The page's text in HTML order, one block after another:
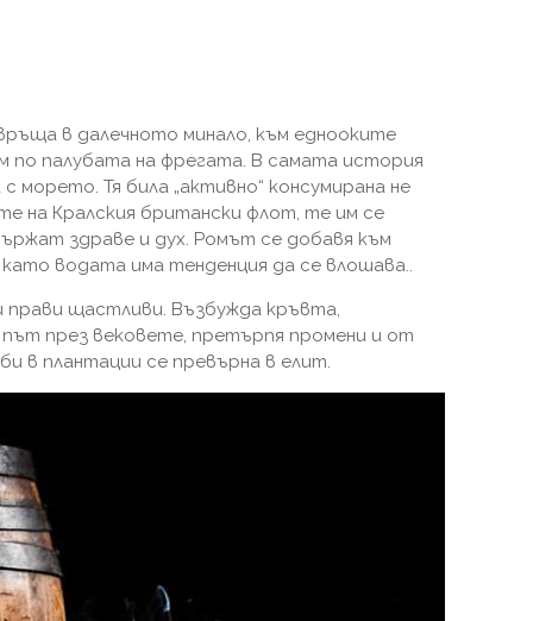
в далечното минало, към еднооките
по палубата на фрегата. В самата история
морето. Тя била „активно“ консумирана не
на Кралския британски флот, те им се
здраве и дух. Ромът се добавя към
водата има тенденция да се влошава..
прави щастливи. Възбужда кръвта,
през вековете, претърпя промени и от
в плантации се превърна в елит.